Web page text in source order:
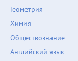
Геометрия
Химия
Обществознание
Английский язык